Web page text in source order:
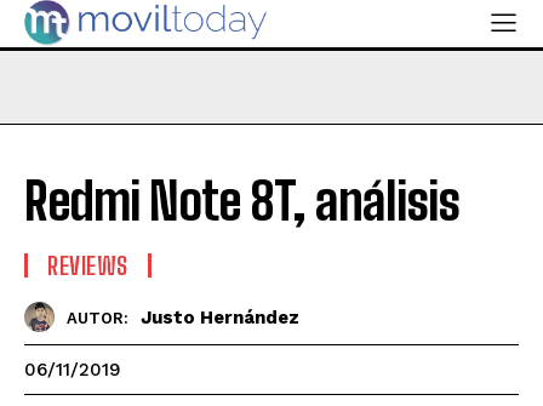
Redmi Note 8T, análisis
REVIEWS
AUTOR: Justo Hernández
06/11/2019